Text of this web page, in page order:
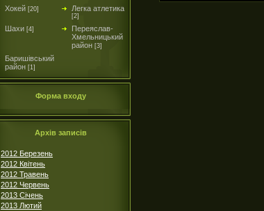
Хокей [20] Легка атлетика
[2]
Шахи [4]
Переяслав-
Хмельницький
район [3]
Баришівський
район [1]
Форма входу
Архів записів
2012 Березень
2012 Квітень
2012 Травень
2012 Червень
2013 Січень
2013 Лютий